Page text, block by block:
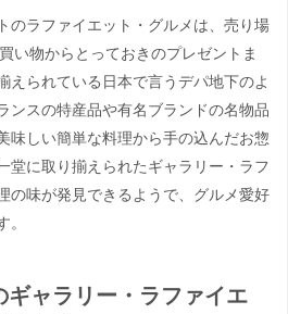
のラファイエット・グルメは、売り場
い物からとっておきのプレゼントま
えられている日本で言うデパ地下のよ
ンスの特産品や有名ブランドの名物品
味しい簡単な料理から手の込んだお惣
堂に取り揃えられたギャラリー・ラフ
の味が発見できるようで、グルメ愛好
。
ギャラリー・ラファイエ